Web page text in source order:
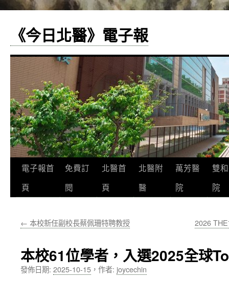
《今日北醫》電子報
跳
至
要
容
電子報首
頁
免費訂
閱
北醫首
頁
北醫附
醫
萬芳醫
院
雙
院
← 本校新任副校長蔡佩珊特聘教授 2026
本校61位學者，入選2025全球
發佈日期: 2025-10-15 ， 作者: joycechin